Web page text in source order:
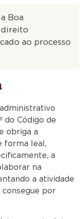
Boa
ao processo
do Código de
obriga a
forma leal,
a
na
a atividade
consegue por